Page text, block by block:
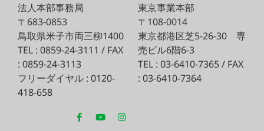
法人本部事務局
〒683-0853
鳥取県米子市両三柳1400
TEL : 0859-24-3111 / FAX
: 0859-24-3113
フリーダイヤル : 0120-
418-658
東京事業本部
〒108-0014
東京都港区芝5-26-30 専
売ビル6階6-3
TEL : 03-6410-7365 / FAX
: 03-6410-7364